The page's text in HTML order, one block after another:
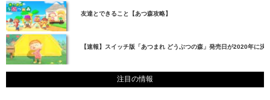
友達とできること【あつ森攻略】
【速報】スイッチ版「あつまれ どうぶつの森」発売日が2020年に決
注目の情報